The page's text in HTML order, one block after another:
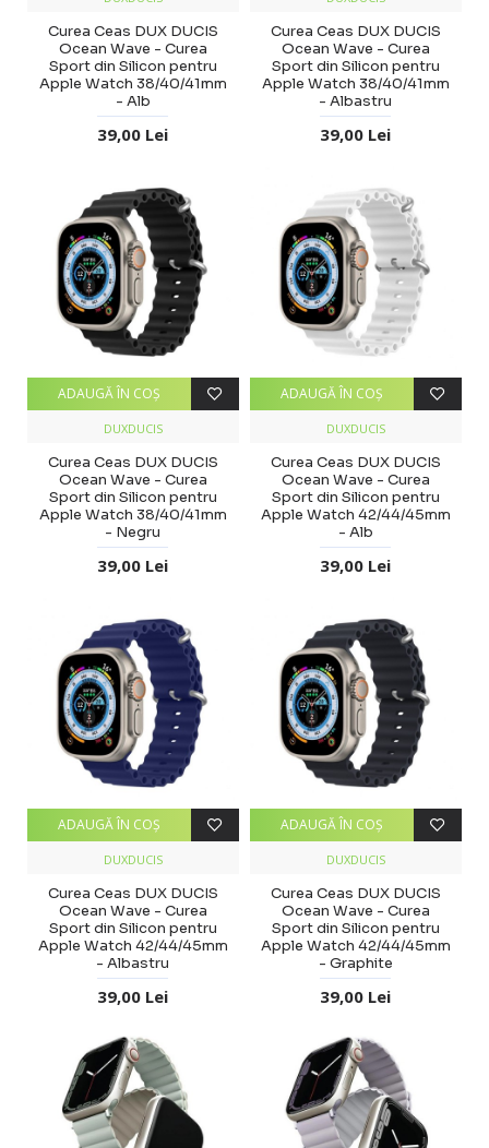
Curea Ceas DUX DUCIS
Ocean Wave - Curea
Sport din Silicon pentru
Apple Watch 38/40/41mm
- Alb
39,00 Lei
Curea Ceas DUX DUCIS
Ocean Wave - Curea
Sport din Silicon pentru
Apple Watch 38/40/41mm
- Albastru
39,00 Lei
DUXDUCIS
Curea Ceas DUX DUCIS
Ocean Wave - Curea
Sport din Silicon pentru
Apple Watch 38/40/41mm
- Negru
39,00 Lei
ADAUGĂ ÎN COŞ
DUXDUCIS
Curea Ceas DUX DUCIS
Ocean Wave - Curea
Sport din Silicon pentru
Apple Watch 42/44/45mm
- Alb
39,00 Lei
ADAUGĂ ÎN COŞ
DUXDUCIS
Curea Ceas DUX DUCIS
Ocean Wave - Curea
Sport din Silicon pentru
Apple Watch 42/44/45mm
- Albastru
39,00 Lei
ADAUGĂ ÎN COŞ
DUXDUCIS
Curea Ceas DUX DUCIS
Ocean Wave - Curea
Sport din Silicon pentru
Apple Watch 42/44/45mm
- Graphite
39,00 Lei
ADAUGĂ ÎN COŞ